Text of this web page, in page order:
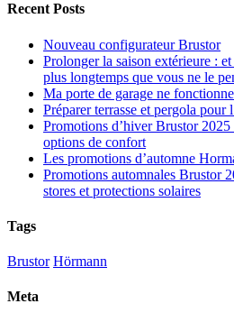
Recent Posts
Nouveau configurateur Brustor
Prolonger la saison extérieure :
plus longtemps que vous ne le
Ma porte de garage ne
Préparer terrasse et pergola pour
Promotions d’hiver Brustor
options de confort
Les promotions d’automne
Promotions automnales Brustor
stores et protections solaires
Tags
Brustor Hörmann
Meta